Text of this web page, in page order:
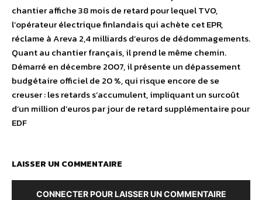
chantier affiche 38 mois de retard pour lequel TVO,
l’opérateur électrique finlandais qui achète cet EPR,
réclame à Areva 2,4 milliards d’euros de dédommagements.
Quant au chantier français, il prend le même chemin.
Démarré en décembre 2007, il présente un dépassement
budgétaire officiel de 20 %, qui risque encore de se
creuser : les retards s’accumulent, impliquant un surcoût
d’un million d’euros par jour de retard supplémentaire pour
EDF
LAISSER UN COMMENTAIRE
CONNECTER POUR LAISSER UN COMMENTAIRE